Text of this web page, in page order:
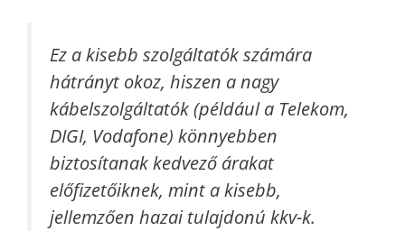
Ez a kisebb szolgáltatók számára
hátrányt okoz, hiszen a nagy
kábelszolgáltatók (például a Telekom,
DIGI, Vodafone) könnyebben
biztosítanak kedvező árakat
előfizetőiknek, mint a kisebb,
jellemzően hazai tulajdonú kkv-k.